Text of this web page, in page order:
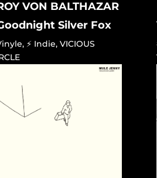
VON BALTHAZAR
Silver Fox
, ⚡ Indie,VICIOUS